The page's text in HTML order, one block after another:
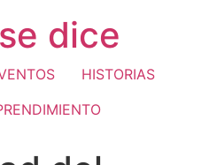
dice
HISTORIAS